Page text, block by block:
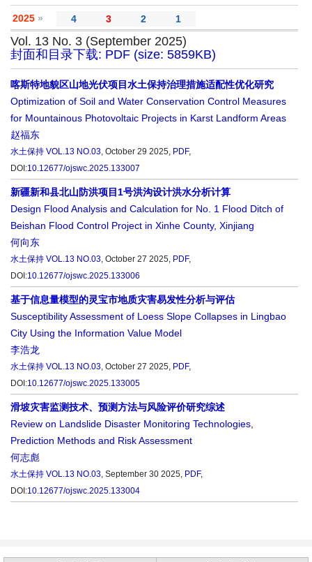
2025 » 4 3 2 1
Vol. 13 No. 3 (September 2025)
封面和目录下载: PDF (size: 5859KB)
喀斯特地貌区山地光伏项目水土保持治理措施适配性优化研究
Optimization of Soil and Water Conservation Control Measures
for Mountainous Photovoltaic Projects in Karst Landform Areas
赵福东
水土保持 VOL.13 NO.03, October 29 2025, PDF,
DOI:10.12677/ojswc.2025.133007
新疆新和县北山防洪项目1号洪沟设计洪水分析计算
Design Flood Analysis and Calculation for No. 1 Flood Ditch of
Beishan Flood Control Project in Xinhe County, Xinjiang
何向东
水土保持 VOL.13 NO.03, October 27 2025, PDF,
DOI:10.12677/ojswc.2025.133006
基于信息量模型的灵宝市地质灾害易发性分析与评估
Susceptibility Assessment of Loess Slope Collapses in Lingbao
City Using the Information Value Model
李浩龙
水土保持 VOL.13 NO.03, October 27 2025, PDF,
DOI:10.12677/ojswc.2025.133005
滑坡灾害监测技术、预测方法与风险评价研究综述
Review on Landslide Disaster Monitoring Technologies,
Prediction Methods and Risk Assessment
何志彪
水土保持 VOL.13 NO.03, September 30 2025, PDF,
DOI:10.12677/ojswc.2025.133004